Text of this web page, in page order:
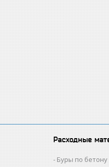
Расходные
Буры по бетону